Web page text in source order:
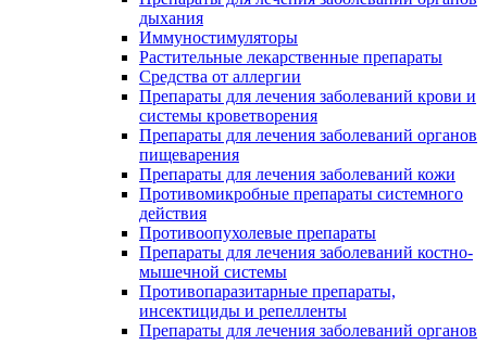
дыхания
Иммуностимуляторы
Растительные лекарственные препараты
Средства от аллергии
Препараты для лечения заболеваний крови и
системы кроветворения
Препараты для лечения заболеваний органов
пищеварения
Препараты для лечения заболеваний кожи
Противомикробные препараты системного
действия
Противоопухолевые препараты
Препараты для лечения заболеваний костно-
мышечной системы
Противопаразитарные препараты,
инсектициды и репелленты
Препараты для лечения заболеваний органов